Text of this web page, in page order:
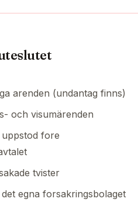
arenden (undantag finns)
och visumärenden
fore
tvister
egna forsakringsbolaget